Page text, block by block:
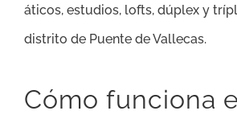
áticos, estudios, lofts, dúplex y
distrito de Puente de Vallecas.
Cómo funciona